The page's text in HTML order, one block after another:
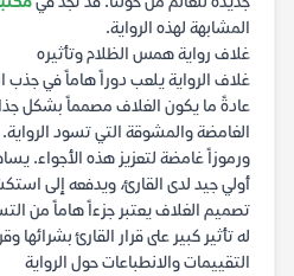
المشابهة لهذه الرواية.
غلاف رواية همس الظلام وتأثيره
غلاف الرواية يلعب دوراً هاماً في جذب
عادةً ما يكون الغلاف مصمماً بشكل
الغامضة والمشوقة التي تسود
ورموزاً غامضة لتعزيز هذه الأجواء.
أولي جيد لدى القارئ، ويدفعه إلى
تصميم الغلاف يعتبر جزءاً هاماً من
له تأثير كبير على قرار القارئ بشرائها
التقييمات والانطباعات حول الرواية